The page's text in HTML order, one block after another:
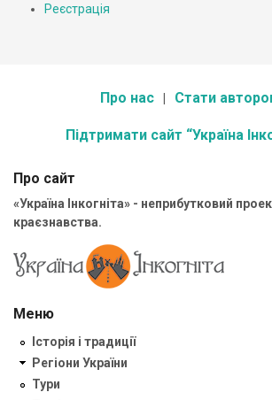
Реєстрація
Про нас Стати
Підтримати сайт “Україна
Про сайт
«Україна Інкогніта» - неприбутковий
краєзнавства.
Меню
Історія і традиції
Регіони України
Тури